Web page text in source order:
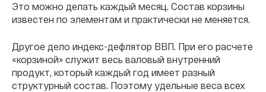
Это можно делать каждый месяц. Состав корзины
известен по элементам и практически не меняется.
Другое дело индекс-дефлятор ВВП. При его расчете
«корзиной» служит весь валовый внутренний
продукт, который каждый год имеет разный
структурный состав. Поэтому удельные веса всех